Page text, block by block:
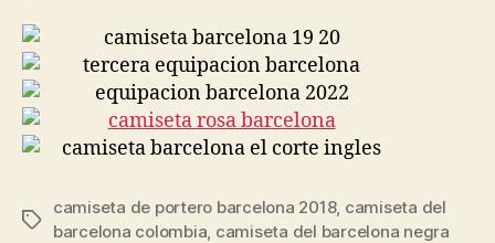
Etiquetas
camiseta de portero barcelona 2018, camiseta del
barcelona colombia, camiseta del barcelona negra